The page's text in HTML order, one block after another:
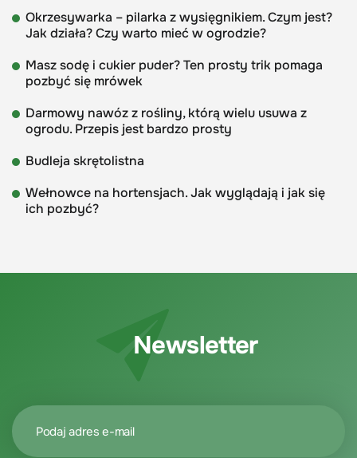
Okrzesywarka – pilarka z wysięgnikiem. Czym jest?
Jak działa? Czy warto mieć w ogrodzie?
Masz sodę i cukier puder? Ten prosty trik pomaga
pozbyć się mrówek
Darmowy nawóz z rośliny, którą wielu usuwa z
ogrodu. Przepis jest bardzo prosty
Budleja skrętolistna
Wełnowce na hortensjach. Jak wyglądają i jak się
ich pozbyć?
Newsletter